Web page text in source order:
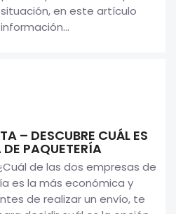
en este artículo
– DESCUBRE CUÁL ES
PAQUETERÍA
de las dos empresas de
es la más económica y
de realizar un envío, te